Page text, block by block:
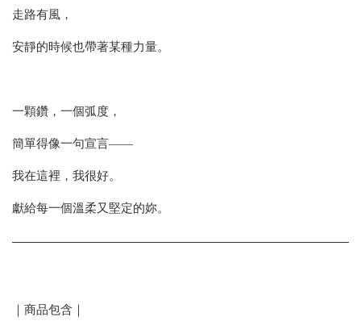
走路有風，
安靜的時候也帶著某種力量。
一顆鑽，一個弧度，
簡單得像一句宣言——
我在這裡，我很好。
獻給每一個溫柔又堅定的妳。
｜商品包含｜